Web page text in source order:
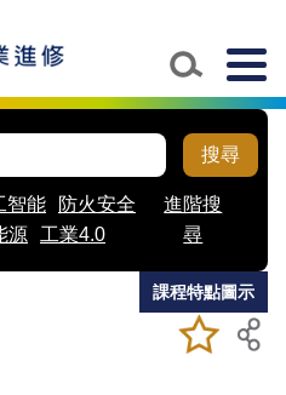
搜尋
智能
防火安全
源 工業4.0
進階搜
尋
加入/移除
我喜愛的
儲存課程
課程特點圖示